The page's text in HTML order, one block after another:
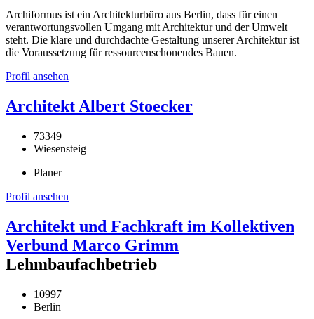
Archiformus ist ein Architekturbüro aus Berlin, dass für einen
verantwortungsvollen Umgang mit Architektur und der Umwelt
steht. Die klare und durchdachte Gestaltung unserer Architektur ist
die Voraussetzung für ressourcenschonendes Bauen.
Profil ansehen
Architekt Albert Stoecker
73349
Wiesensteig
Planer
Profil ansehen
Architekt und Fachkraft im Kollektiven
Verbund Marco Grimm
Lehmbaufachbetrieb
10997
Berlin